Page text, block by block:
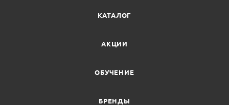
КАТАЛОГ
АКЦИИ
ОБУЧЕНИЕ
БРЕНДЫ